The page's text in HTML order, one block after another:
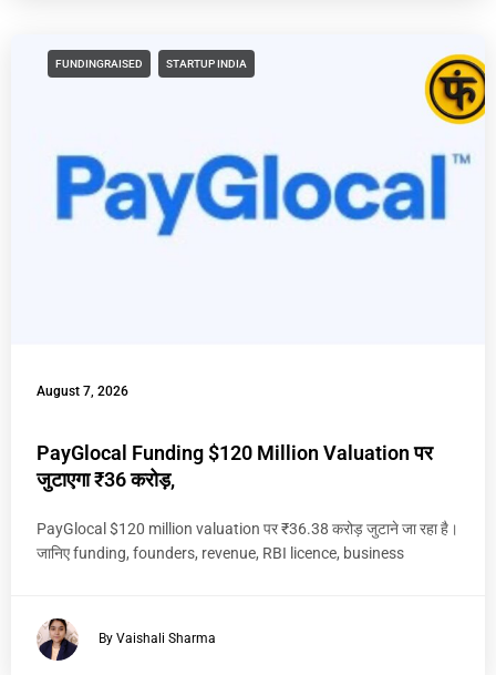
FUNDINGRAISED STARTUP INDIA
August 7, 2026
PayGlocal Funding $120 Million Valuation पर
जुटाएगा ₹36 करोड़,
PayGlocal $120 million valuation पर ₹36.38 करोड़ जुटाने जा रहा है।
जानिए funding, founders, revenue, RBI licence, business
By Vaishali Sharma